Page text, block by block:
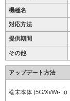
機種名
対応方法
提供期間
その他
アップデート方法
端末本体 (5G/Xi/Wi-Fi)